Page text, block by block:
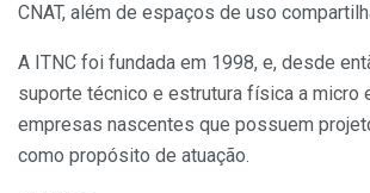
CNAT, além de espaços de uso
A ITNC foi fundada em 1998, e, desde
suporte técnico e estrutura física a micro
empresas nascentes que possuem
como propósito de atuação.